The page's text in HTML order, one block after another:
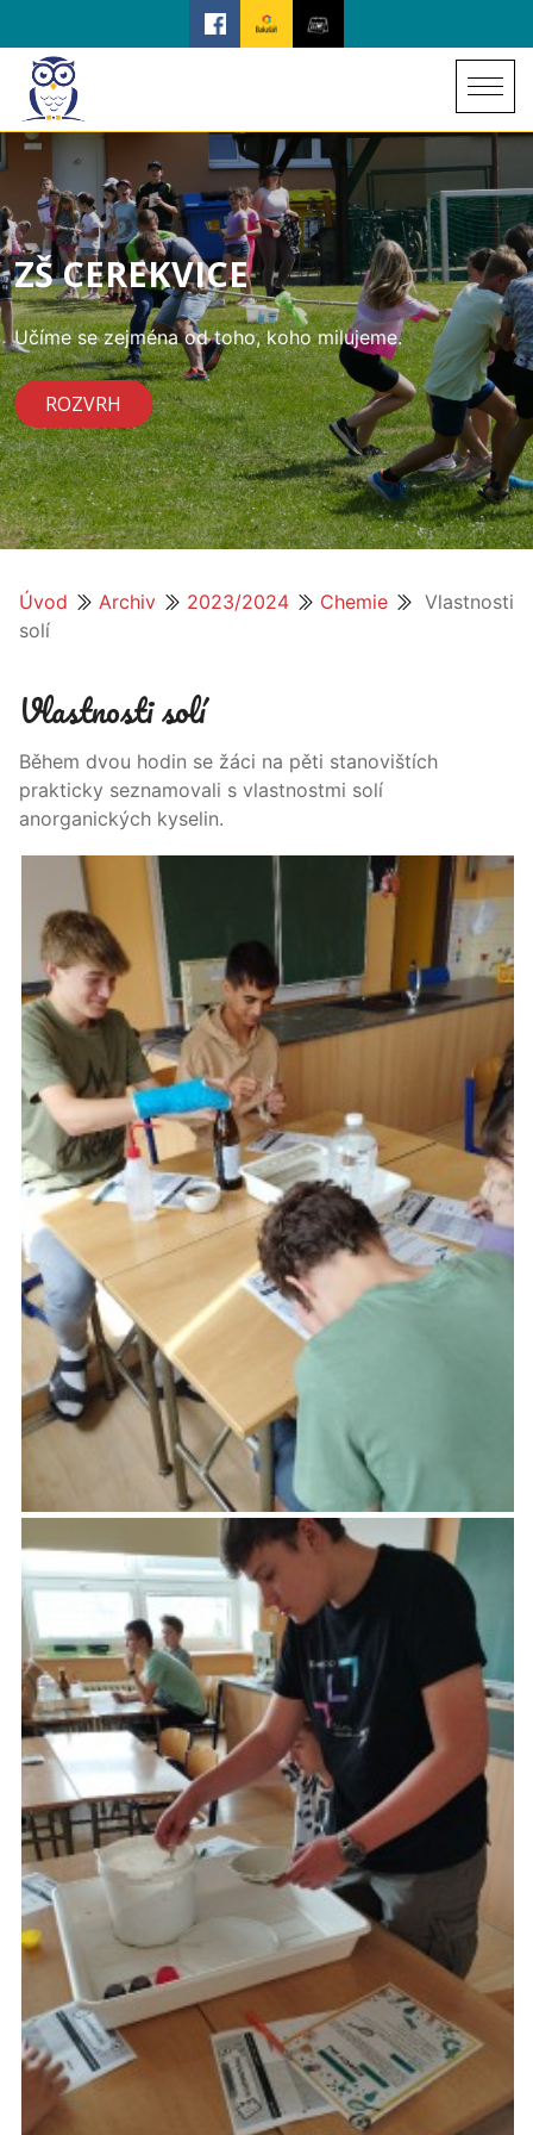
ZŠ CEREKVICE
Učíme se zejména od toho, koho milujeme.
ROZVRH
Úvod Archiv 2023/2024 Chemie
Vlastnosti
solí
Vlastnosti solí
Během dvou hodin se žáci na pěti stanovištích
prakticky seznamovali s vlastnostmi solí
anorganických kyselin.